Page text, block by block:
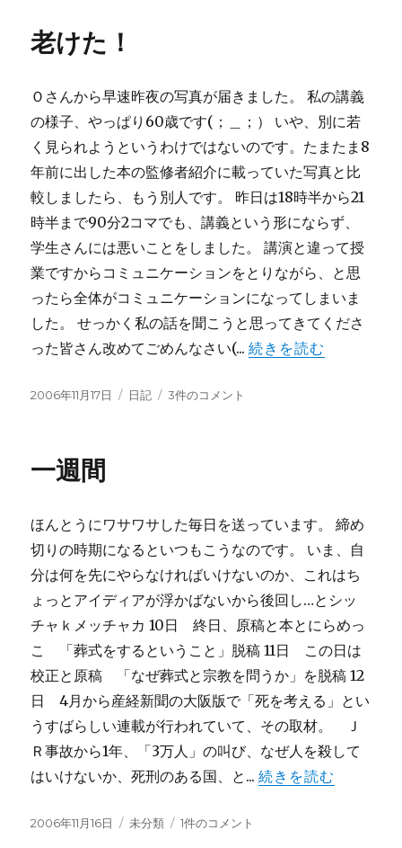
老けた！
Ｏさんから早速昨夜の写真が届きました。 私の講義
の様子、やっぱり60歳です(；＿；） いや、別に若
く見られようというわけではないのです。たまたま8
年前に出した本の監修者紹介に載っていた写真と比
較しましたら、もう別人です。 昨日は18時半から21
時半まで90分2コマでも、講義という形にならず、
学生さんには悪いことをしました。 講演と違って授
業ですからコミュニケーションをとりながら、と思
ったら全体がコミュニケーションになってしまいま
した。 せっかく私の話を聞こうと思ってきてくださ
った皆さん改めてごめんなさい(...続きを読む
投
2006年11月17日
カ
日記
老
3件のコメント
一週間
ほんとうにワサワサした毎日を送っています。 締め
切りの時期になるといつもこうなのです。 いま、自
分は何を先にやらなければいけないのか、これはち
ょっとアイディアが浮かばないから後回し…とシッ
チャｋメッチャカ 10日 終日、原稿と本とにらめっ
こ 「葬式をするということ」脱稿 11日 この日は
校正と原稿 「なぜ葬式と宗教を問うか」を脱稿 12
日 4月から産経新聞の大阪版で「死を考える」とい
うすばらしい連載が行われていて、その取材。 Ｊ
Ｒ事故から1年、「3万人」の叫び、なぜ人を殺して
はいけないか、死刑のある国、と...続きを読む
投
2006年11月16日
カ
未分類
一
1件のコメント